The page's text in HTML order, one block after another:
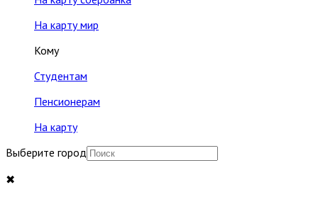
На карту мир
Кому
Студентам
Пенсионерам
На карту
Выберите город
✖